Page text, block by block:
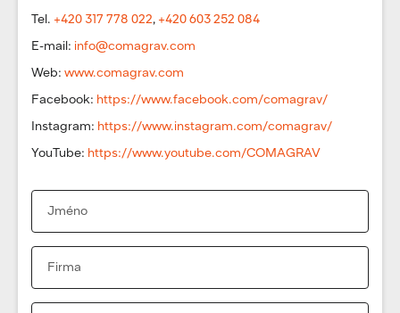
Tel. +420 317 778 022, +420 603 252 084
E-mail: info@comagrav.com
Web: www.comagrav.com
Facebook: https://www.facebook.com/comagrav/
Instagram: https://www.instagram.com/comagrav/
YouTube: https://www.youtube.com/COMAGRAV